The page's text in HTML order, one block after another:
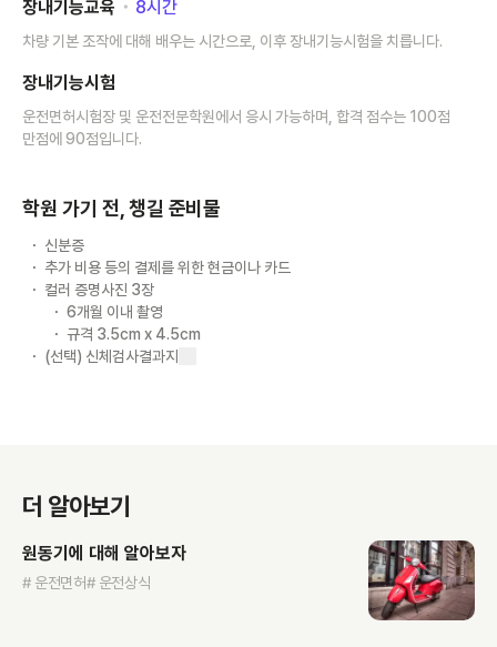
장내기능교육 ･ 8시간
차량 기본 조작에 대해 배우는 시간으로, 이후 장내기능시험을 치릅니다.
장내기능시험
운전면허시험장 및 운전전문학원에서 응시 가능하며, 합격 점수는 100점
만점에 90점입니다.
학원 가기 전, 챙길 준비물
신분증
추가 비용 등의 결제를 위한 현금이나 카드
컬러 증명사진 3장
6개월 이내 촬영
규격 3.5cm x 4.5cm
(선택) 신체검사결과지
더 알아보기
원동기에 대해 알아보자
# 운전면허# 운전상식